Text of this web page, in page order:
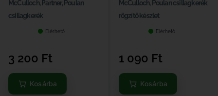
McCulloch, Partner, Poulan
csillagkerék
Elérhető
3 200 Ft
Kosárba
McCulloch, Poulan csillagkerék
rögzítő készlet
Elérhető
1 090 Ft
Kosárba